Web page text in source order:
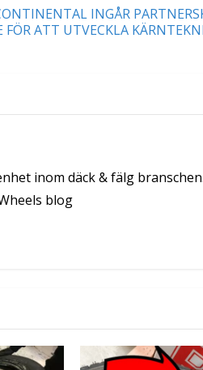
INGÅR
FÖR ATT UTVECKLA
inom däck & fälg
blog